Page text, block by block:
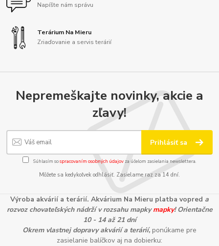
Napíšte nám správu
Terárium Na Mieru
Zriaďovanie a servis terárií
Nepremeškajte novinky, akcie a
zľavy!
Prihlásiť sa
Súhlasím sospracovaním osobných údajov za účelom zasielania newslettera.
Môžete sa kedykoľvek odhlásiť. Zasielame raz za 14 dní.
Výroba akvárií a terárií. Akvárium Na Mieru platba vopred a
rozvoz chovateľských nádrží v rozsahu mapkymapky! Orientačne
10 - 14 až 21 dní
Okrem vlastnej dopravy akvárií a terárií, ponúkame pre
zasielanie balíčkov aj na dobierku: